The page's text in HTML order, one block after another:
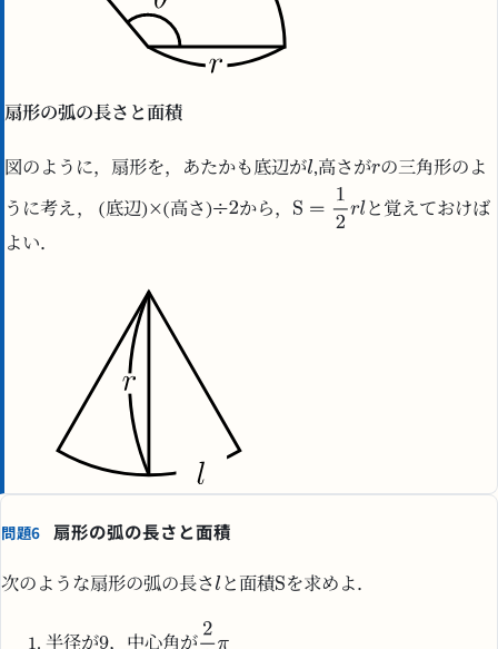
扇形の弧の長さと面積
図のように，扇形を，あたかも底辺が ,高さが の三角形のよ
うに考え， (底辺) (高さ) から，
と覚えておけば
よい．
問題6 扇形の弧の長さと面積
次のような扇形の弧の長さ と面積 を求めよ．
半径が ，中心角が